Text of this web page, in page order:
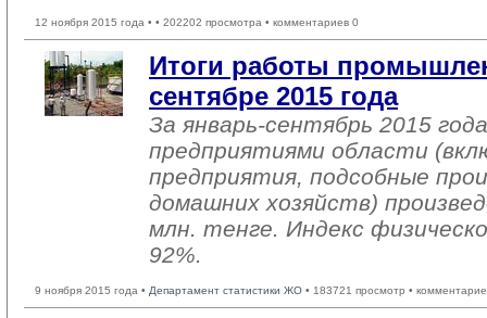
12 ноября 2015 года • • 202202 просмотра • комментариев 0
Итоги работы
сентябре 2015 года
За январь-сентябрь 2015
предприятиями области
предприятия, подсобные
домашних хозяйств)
млн. тенге. Индекс
92%.
9 ноября 2015 года • Департамент статистики ЖО • 183721 просмотр •